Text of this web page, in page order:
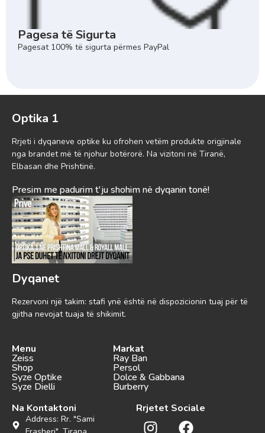
Pagesa të Sigurta
Pagesat 100% të sigurta përmes PayPal
Optika 1
Rrjeti i dyqaneve optike ku ofrohen vetëm produkte origjinale
nga brandet më të njohur botërorë. Na vizitoni në Tiranë,
Elbasan dhe Prishtinë.
Presim me padurim t'ju shohim në dyqanin tonë!
Dyqanet
Rezervoni një takim: stafi ynë është në dispozicionin tuaj për të
gjitha nevojat tuaja të shikimit.
Menu
Zeiss
Shop
Syze Optike
Syze Dielli
Markat
Ray Ban
Persol
Dolce & Gabbana
Burberry
Na Kontaktoni
Address: Rr. "Sami
Rrjetet Sociale